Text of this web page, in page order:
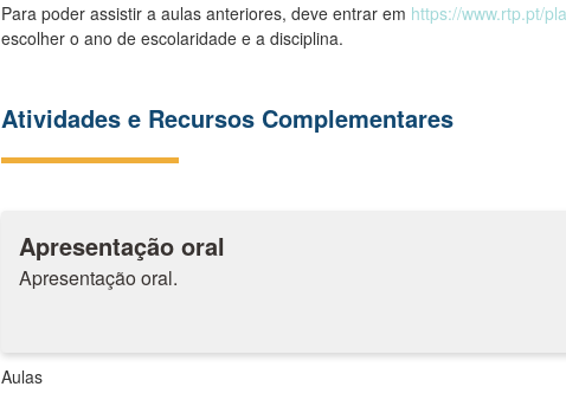
Para poder assistir a aulas anteriores, deve entrar em https://www.rtp.pt/
escolher o ano de escolaridade e a disciplina.
Atividades e Recursos Complementares
Apresentação oral
Apresentação oral.
Aulas